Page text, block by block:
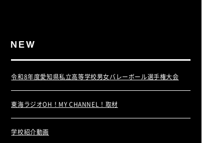
令和8年度愛知県私立高等学校男女バレーボール選手権大会
東海ラジオOH！MY CHANNEL！取材
学校紹介動画